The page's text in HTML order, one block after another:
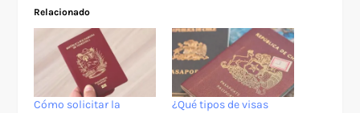
Relacionado
Cómo solicitar la
¿Qué tipos de visas